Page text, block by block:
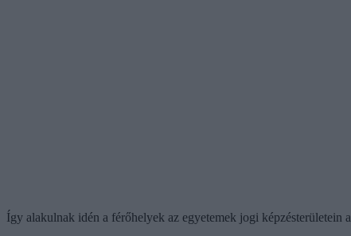
Így alakulnak idén a férőhelyek az egyetemek jogi képzésterületein a